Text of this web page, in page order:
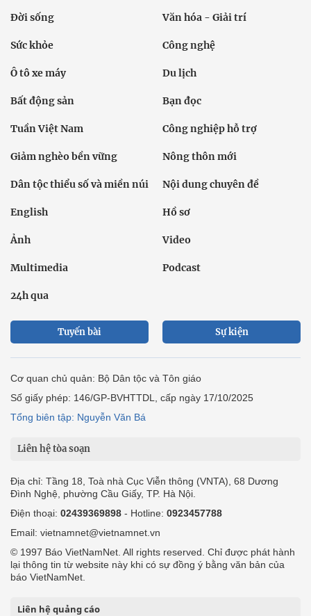
Đời sống Văn hóa - Giải trí
Sức khỏe Công nghệ
Ô tô xe máy Du lịch
Bất động sản Bạn đọc
Tuần Việt Nam Công nghiệp hỗ trợ
Giảm nghèo bền vững Nông thôn mới
Dân tộc thiểu số và miền núi Nội dung chuyên đề
English Hồ sơ
Ảnh Video
Multimedia Podcast
24h qua
Tuyến bài Sự kiện
Cơ quan chủ quản: Bộ Dân tộc và Tôn giáo
Số giấy phép: 146/GP-BVHTTDL, cấp ngày 17/10/2025
Tổng biên tập: Nguyễn Văn Bá
Liên hệ tòa soạn
Địa chỉ: Tầng 18, Toà nhà Cục Viễn thông (VNTA), 68 Dương
Đình Nghệ, phường Cầu Giấy, TP. Hà Nội.
Điện thoại: 02439369898 - Hotline: 0923457788
Email: vietnamnet@vietnamnet.vn
© 1997 Báo VietNamNet. All rights reserved. Chỉ được phát hành
lại thông tin từ website này khi có sự đồng ý bằng văn bản của
báo VietNamNet.
Liên hệ quảng cáo